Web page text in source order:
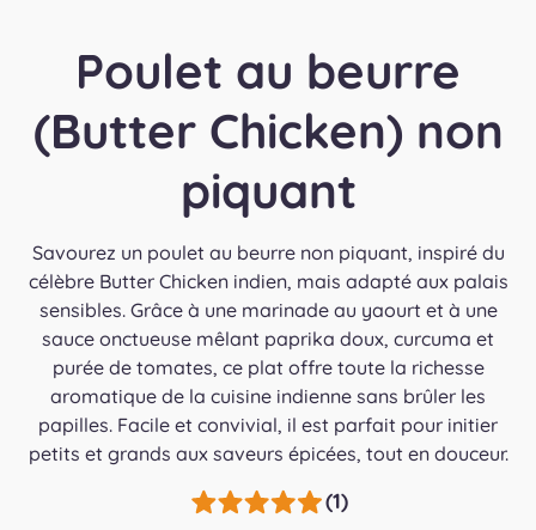
Poulet au beurre
(Butter Chicken) non
piquant
Savourez un poulet au beurre non piquant, inspiré du
célèbre Butter Chicken indien, mais adapté aux palais
sensibles. Grâce à une marinade au yaourt et à une
sauce onctueuse mêlant paprika doux, curcuma et
purée de tomates, ce plat offre toute la richesse
aromatique de la cuisine indienne sans brûler les
papilles. Facile et convivial, il est parfait pour initier
petits et grands aux saveurs épicées, tout en douceur.
(1)